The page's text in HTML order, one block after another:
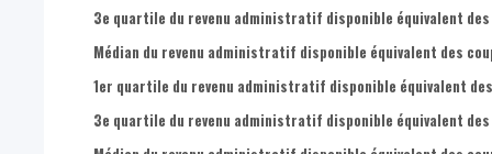
3e quartile du revenu administratif disponible équivalent des
Médian du revenu administratif disponible équivalent des
1er quartile du revenu administratif disponible équivalent
3e quartile du revenu administratif disponible équivalent des